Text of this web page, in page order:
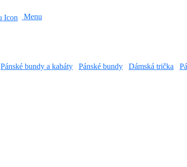
Menu
Pánské bundy a kabáty Pánské bundy Dámská trička